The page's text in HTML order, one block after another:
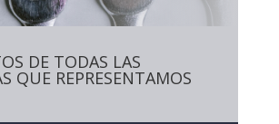
DE TODAS LAS
QUE REPRESENTAMOS